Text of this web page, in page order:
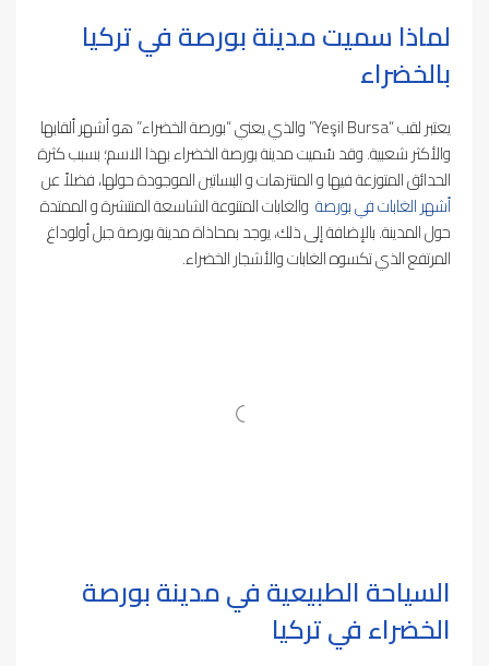
لماذا سميت مدينة بورصة في تركيا
بالخضراء
يعتبر لقب “Yeşil Bursa” والذي يعني “بورصة الخضراء” هو أشهر ألقابها
والأكثر شعبية. وقد سُميت مدينة بورصة الخضراء بهذا الاسم؛ بسبب كثرة
الحدائق المتوزعة فيها و المنتزهات و البساتين الموجودة حولها، فضلاً عن
أشهر الغابات في بورصة والغابات المتنوعة الشاسعة المنتشرة و الممتدة
حول المدينة. بالإضافة إلى ذلك، يوجد بمحاذاة مدينة بورصة جبل أولوداغ
المرتفع الذي تكسوه الغابات والأشجار الخضراء.
السياحة الطبيعية في مدينة بورصة
الخضراء في تركيا